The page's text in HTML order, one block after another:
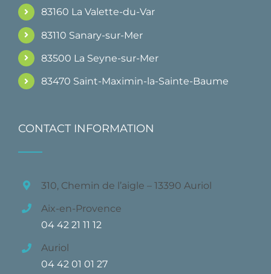
83160 La Valette-du-Var
83110 Sanary-sur-Mer
83500 La Seyne-sur-Mer
83470 Saint-Maximin-la-Sainte-Baume
CONTACT INFORMATION
310, Chemin de l’aigle – 13390 Auriol
Aix-en-Provence
04 42 21 11 12
Auriol
04 42 01 01 27